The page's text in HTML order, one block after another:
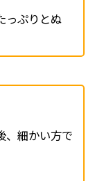
っぷりとぬ
、細かい方で